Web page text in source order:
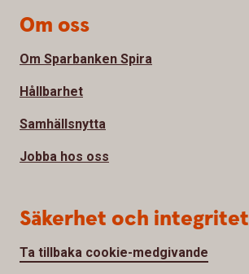
Om oss
Om Sparbanken Spira
Hållbarhet
Samhällsnytta
Jobba hos oss
Säkerhet och integritet
Ta tillbaka cookie-medgivande